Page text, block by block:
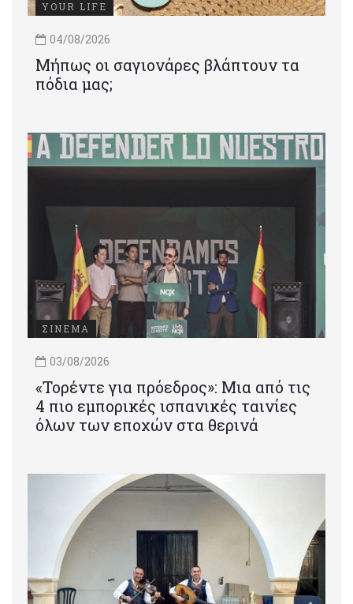
YOUR LIFE
04/08/2026
Μήπως οι σαγιονάρες βλάπτουν τα
πόδια μας;
ΣΙΝΕΜΑ
03/08/2026
«Τορέντε για πρόεδρος»: Mια από τις
4 πιο εμπορικές ισπανικές ταινίες
όλων των εποχών στα θερινά